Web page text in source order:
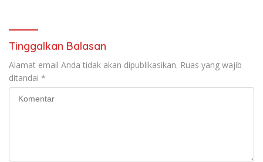
Tinggalkan Balasan
Alamat email Anda tidak akan dipublikasikan. Ruas yang wajib
ditandai *